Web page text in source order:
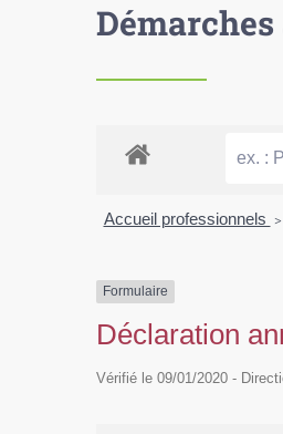
Accueil professionnels >
Formulaire
Déclaration
Vérifié le 09/01/2020 -